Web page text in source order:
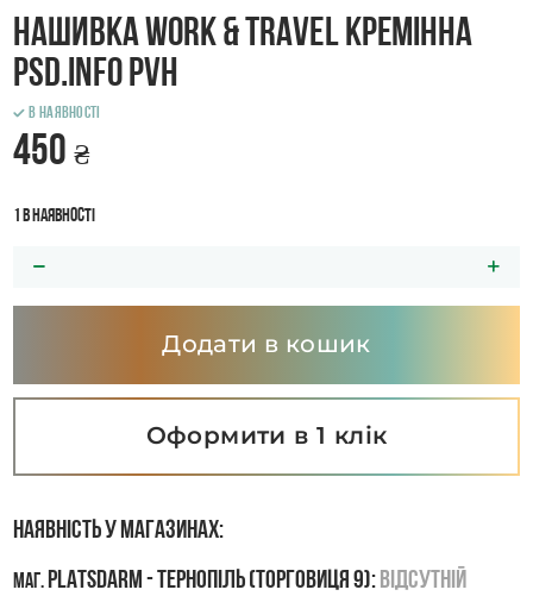
Нашивка WORK & TRAVEL Кремінна
Psd.info PVH
В наявності
450 ₴
1 в наявності
Додати в кошик
Оформити в 1 клік
Наявність у магазинах:
маг.PLATSDARM - Тернопіль (Торговиця 9): Відсутній